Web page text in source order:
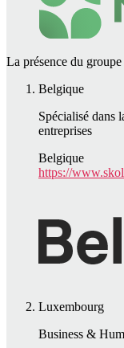
La présence du
Belgique
Spécialisé dans
entreprises
Belgique
https://
Luxembourg
Business &